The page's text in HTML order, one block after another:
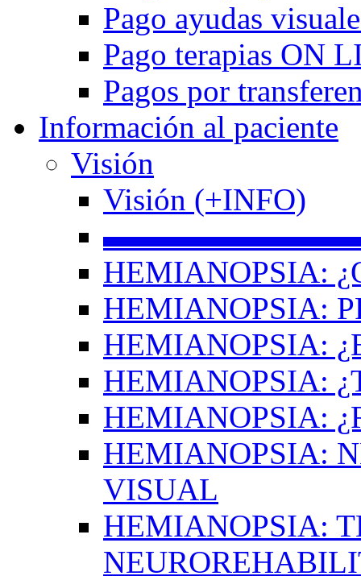
Pago ayudas
Pago terapias ON
Pagos por
Información al paciente
Visión
Visión (+INFO)
HEMIANOPSIA:
HEMIANOPSIA:
HEMIANOPSIA:
HEMIANOPSIA:
HEMIANOPSIA:
HEMIANOPSIA:
VISUAL
HEMIANOPSIA: